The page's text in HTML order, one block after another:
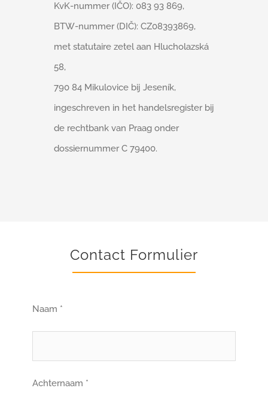
KvK-nummer (IČO): 083 93 869,
BTW-nummer (DIČ): CZ08393869,
met statutaire zetel aan Hlucholazská
58,
790 84 Mikulovice bij Jeseník,
ingeschreven in het handelsregister bij
de rechtbank van Praag onder
dossiernummer C 79400.
Contact Formulier
Naam *
Achternaam *